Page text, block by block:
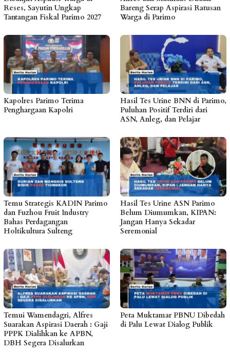
Reses, Sayutin Ungkap
Tantangan Fiskal Parimo 2027
Bareng Serap Aspirasi Ratusan
Warga di Parimo
Kapolres Parimo Terima
Penghargaan Kapolri
Hasil Tes Urine BNN di Parimo,
Puluhan Positif Terdiri dari
ASN, Anleg, dan Pelajar
Temu Strategis KADIN Parimo
dan Fuzhou Fruit Industry
Bahas Perdagangan
Holtikultura Sulteng
Hasil Tes Urine ASN Parimo
Belum Diumumkan, KIPAN:
Jangan Hanya Sekadar
Seremonial
Temui Wamendagri, Alfres
Suarakan Aspirasi Daerah : Gaji
PPPK Dialihkan ke APBN,
DBH Segera Disalurkan
Peta Muktamar PBNU Dibedah
di Palu Lewat Dialog Publik